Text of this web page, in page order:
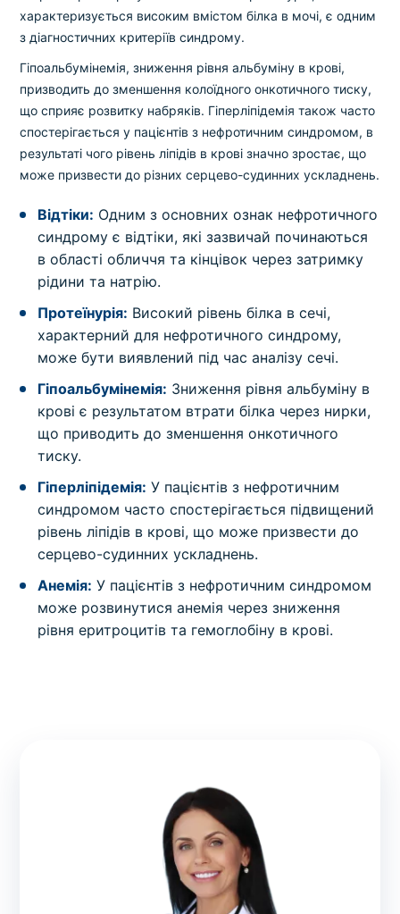
характеризується високим вмістом білка в мочі, є одним
з діагностичних критеріїв синдрому.
Гіпоальбумінемія, зниження рівня альбуміну в крові,
призводить до зменшення колоїдного онкотичного тиску,
що сприяє розвитку набряків. Гіперліпідемія також часто
спостерігається у пацієнтів з нефротичним синдромом, в
результаті чого рівень ліпідів в крові значно зростає, що
може призвести до різних серцево-судинних ускладнень.
Відтіки: Одним з основних ознак нефротичного
синдрому є відтіки, які зазвичай починаються
в області обличчя та кінцівок через затримку
рідини та натрію.
Протеїнурія: Високий рівень білка в сечі,
характерний для нефротичного синдрому,
може бути виявлений під час аналізу сечі.
Гіпоальбумінемія: Зниження рівня альбуміну в
крові є результатом втрати білка через нирки,
що приводить до зменшення онкотичного
тиску.
Гіперліпідемія: У пацієнтів з нефротичним
синдромом часто спостерігається підвищений
рівень ліпідів в крові, що може призвести до
серцево-судинних ускладнень.
Анемія: У пацієнтів з нефротичним синдромом
може розвинутися анемія через зниження
рівня еритроцитів та гемоглобіну в крові.